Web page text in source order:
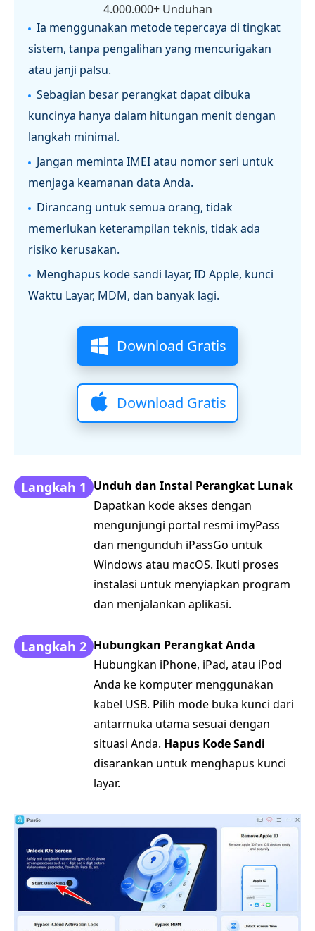
4.000.000+ Unduhan
Ia menggunakan metode tepercaya di tingkat
sistem, tanpa pengalihan yang mencurigakan
atau janji palsu.
Sebagian besar perangkat dapat dibuka
kuncinya hanya dalam hitungan menit dengan
langkah minimal.
Jangan meminta IMEI atau nomor seri untuk
menjaga keamanan data Anda.
Dirancang untuk semua orang, tidak
memerlukan keterampilan teknis, tidak ada
risiko kerusakan.
Menghapus kode sandi layar, ID Apple, kunci
Waktu Layar, MDM, dan banyak lagi.
Download Gratis
Download Gratis
Langkah 1 Unduh dan Instal Perangkat Lunak
Dapatkan kode akses dengan
mengunjungi portal resmi imyPass
dan mengunduh iPassGo untuk
Windows atau macOS. Ikuti proses
instalasi untuk menyiapkan program
dan menjalankan aplikasi.
Langkah 2 Hubungkan Perangkat Anda
Hubungkan iPhone, iPad, atau iPod
Anda ke komputer menggunakan
kabel USB. Pilih mode buka kunci dari
antarmuka utama sesuai dengan
situasi Anda. Hapus Kode Sandi
disarankan untuk menghapus kunci
layar.